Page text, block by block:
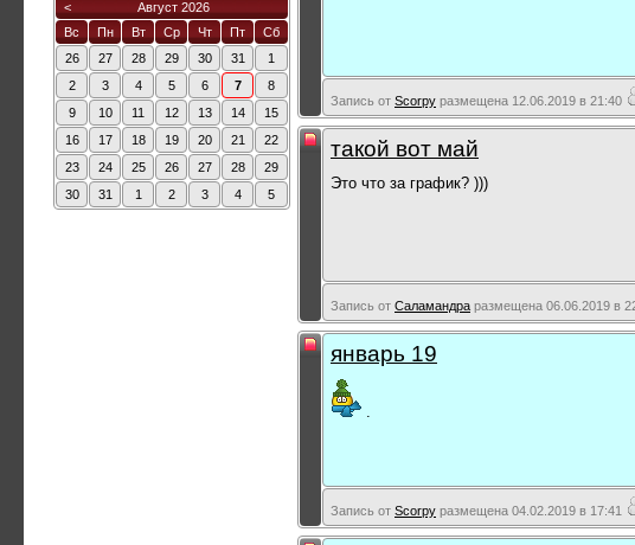
Запись от Scorpy размещена 12.06.2019 в 21:40
такой вот май
Это что за график? )))
Запись от Саламандра размещена 06.06.2019 в
январь 19
.
Запись от Scorpy размещена 04.02.2019 в 17:41
<
Август 2026
Вс
Пн Вт Ср Чт Пт
Сб
26
27 28 29 30 31
1
2
3 4 5 6 7
8
9
10 11 12 13 14
15
16
17 18 19 20 21
22
23
24 25 26 27 28
29
30
31 1 2 3 4 5